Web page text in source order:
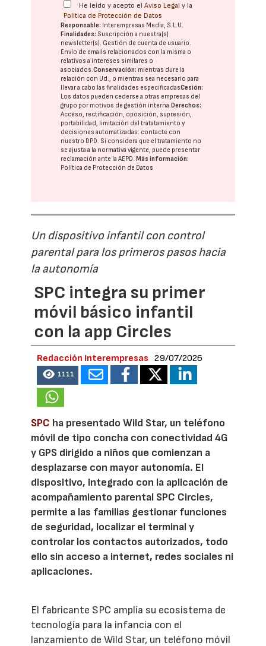
He leído y acepto elAviso Legal y la
Política de Protección de Datos
Responsable: Interempresas Media, S.L.U.
Finalidades: Suscripción a nuestra(s)
newsletter(s). Gestión de cuenta de usuario.
Envío de emails relacionados con la misma o
relativos a intereses similares o
asociados.Conservación: mientras dure la
relación con Ud., o mientras sea necesario para
llevar a cabo las finalidades especificadasCesión:
Los datos pueden cederse a otras empresas del
grupo por motivos de gestión interna.Derechos:
Acceso, rectificación, oposición, supresión,
portabilidad, limitación del tratatamiento y
decisiones automatizadas: contacte con
nuestro DPD. Si considera que el tratamiento no
se ajusta a la normativa vigente, puede presentar
reclamación ante laAEPD.Más información:
Política de Protección de Datos
Un dispositivo infantil con control
parental para los primeros pasos hacia
la autonomía
SPC integra su primer
móvil básico infantil
con la app Circles
Redacción Interempresas 29/07/2026
1111
SPC ha presentado Wild Star, un teléfono
móvil de tipo concha con conectividad 4G
y GPS dirigido a niños que comienzan a
desplazarse con mayor autonomía. El
dispositivo, integrado con la aplicación de
acompañamiento parental SPC Circles,
permite a las familias gestionar funciones
de seguridad, localizar el terminal y
controlar los contactos autorizados, todo
ello sin acceso a internet, redes sociales ni
aplicaciones.
El fabricante SPC amplía su ecosistema de
tecnología para la infancia con el
lanzamiento de Wild Star, un teléfono móvil